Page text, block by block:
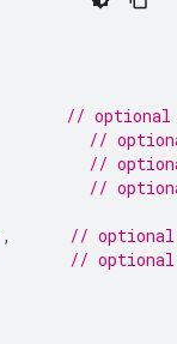
// optional
//
//
//
,
//
// optional